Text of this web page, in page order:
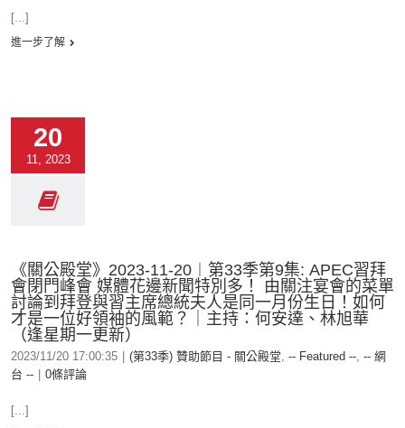
[...]
進一步了解
20
11, 2023
《關公殿堂》2023-11-20︱第33季第9集: APEC習拜
會閉門峰會 媒體花邊新聞特別多！ 由關注宴會的菜單
討論到拜登與習主席總統夫人是同一月份生日！如何
才是一位好領袖的風範？｜主持：何安達、林旭華
（逢星期一更新）
2023/11/20 17:00:35 (第33季) 贊助節目 - 關公殿堂, -- Featured --, -- 網
台 --
0條評論
[...]